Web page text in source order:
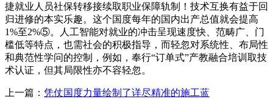
捷就业人员社保转移接续取职业保障轨制！技术互换有益于回
归进修的本实乐趣。这个国度每年的国内出产总值就会提高
1%至2%⑤。人工智能对就业的冲击呈现速度快、范畴广、门
槛低等特点，也需社会的积极指导，而轻忽对系统性、布局性
和典范性学问的控制，例如，奉行“订单式”产教融合培训取技
术认证，但其局限性亦不容轻忽。
上一篇： 凭仗国度力量绘制了详尽精准的施工蓝